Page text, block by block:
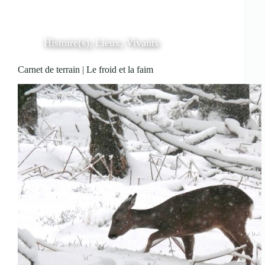
Histoire(s), Lieux, Vivants
Carnet de terrain | Le froid et la faim